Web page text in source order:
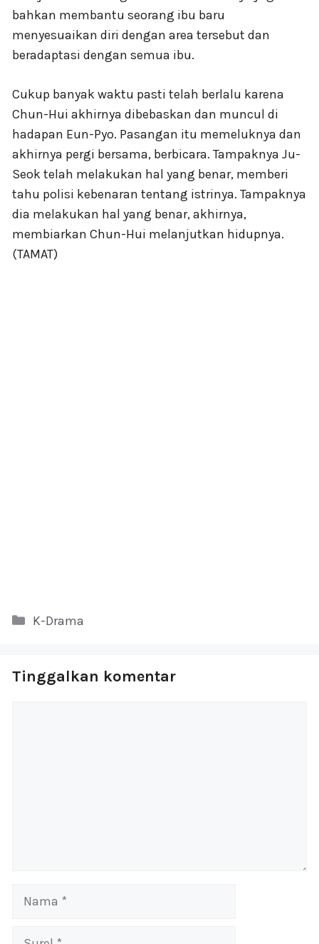
bahkan membantu seorang ibu baru
menyesuaikan diri dengan area tersebut dan
beradaptasi dengan semua ibu.
Cukup banyak waktu pasti telah berlalu karena
Chun-Hui akhirnya dibebaskan dan muncul di
hadapan Eun-Pyo. Pasangan itu memeluknya dan
akhirnya pergi bersama, berbicara. Tampaknya Ju-
Seok telah melakukan hal yang benar, memberi
tahu polisi kebenaran tentang istrinya. Tampaknya
dia melakukan hal yang benar, akhirnya,
membiarkan Chun-Hui melanjutkan hidupnya.
(TAMAT)
Kategori
K-Drama
Tinggalkan komentar
Nama
Surel